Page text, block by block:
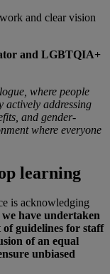
and clear vision
and LGBTQIA+
where people
actively addressing
and gender-
where everyone
learning
is acknowledging
we have undertaken
of guidelines for staff
of an equal
unbiased